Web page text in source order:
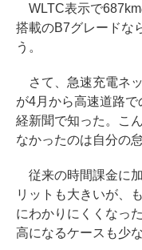
WLTC表示で687km
搭載のB7グレードな
う。
さて、急速充電ネ
が4月から高速道路
経新聞で知った。こ
なかったのは自分の怠
従来の時間課金に
リットも大きいが、
にわかりにくくなっ
高になるケースも少